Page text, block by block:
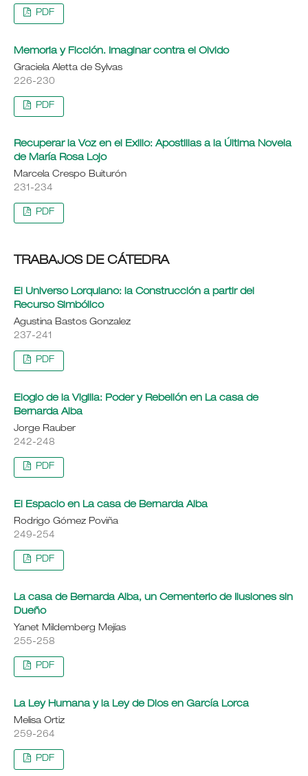
PDF
Memoria y Ficción. Imaginar contra el Olvido
Graciela Aletta de Sylvas
226-230
PDF
Recuperar la Voz en el Exilio: Apostillas a la Última Novela
de María Rosa Lojo
Marcela Crespo Buiturón
231-234
PDF
TRABAJOS DE CÁTEDRA
El Universo Lorquiano: la Construcción a partir del
Recurso Simbólico
Agustina Bastos Gonzalez
237-241
PDF
Elogio de la Vigilia: Poder y Rebelión en La casa de
Bernarda Alba
Jorge Rauber
242-248
PDF
El Espacio en La casa de Bernarda Alba
Rodrigo Gómez Poviña
249-254
PDF
La casa de Bernarda Alba, un Cementerio de Ilusiones sin
Dueño
Yanet Mildemberg Mejías
255-258
PDF
La Ley Humana y la Ley de Dios en García Lorca
Melisa Ortiz
259-264
PDF